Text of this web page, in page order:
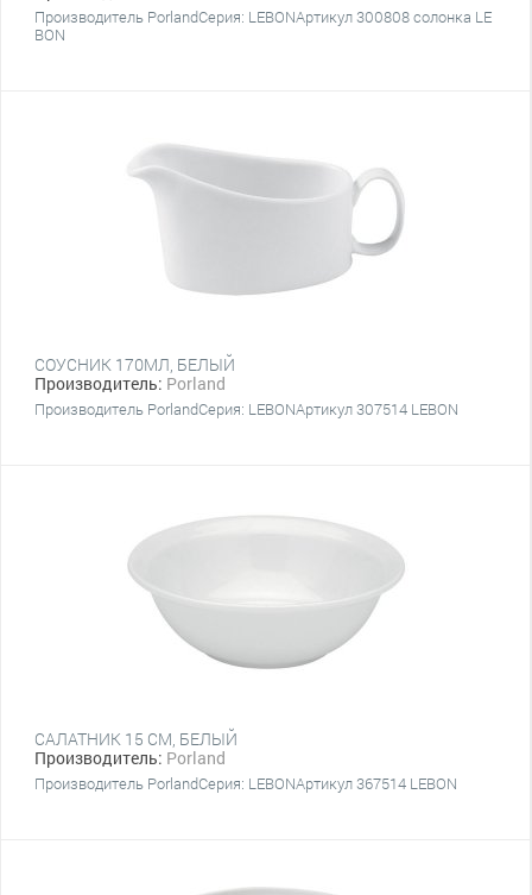
Производитель PorlandСерия: LEBONАртикул 300808 солонка LE
BON
СОУСНИК 170МЛ, БЕЛЫЙ
Производитель: Porland
Производитель PorlandСерия: LEBONАртикул 307514 LEBON
САЛАТНИК 15 CM, БЕЛЫЙ
Производитель: Porland
Производитель PorlandСерия: LEBONАртикул 367514 LEBON